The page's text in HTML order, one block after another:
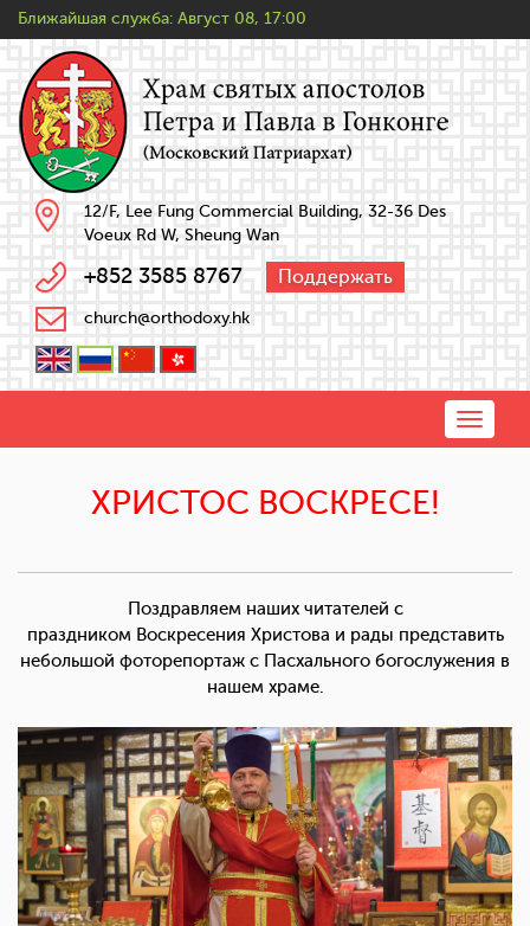
Ближайшая служба: Август 08, 17:00
12/F, Lee Fung Commercial Building, 32-36 Des
Voeux Rd W, Sheung Wan
+852 3585 8767 Поддержать
church@orthodoxy.hk
Toggle
ХРИСТОС ВОСКРЕСЕ!
Поздравляем наших читателей с
праздником Воскресения Христова и рады представить
небольшой фоторепортаж с Пасхального богослужения в
нашем храме.